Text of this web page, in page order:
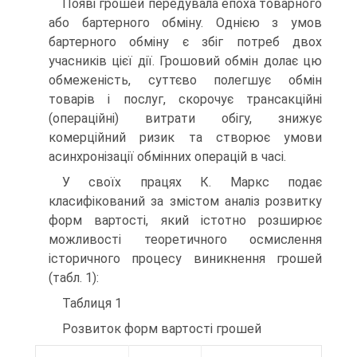
Появі грошей передувала епоха товарного
або бартерного обміну. Однією з умов
бартерного обміну є збіг потреб двох
учасників цієї дії. Грошовий обмін долає цю
обмеженість, суттєво полегшує обмін
товарів і послуг, скорочує трансакційні
(операційні) витрати обігу, знижує
комерційний ризик та створює умови
асинхронізації обмінних операцій в часі.
У своїх працях К. Маркс подає
класифікований за змістом аналіз розвитку
форм вартості, який істотно розширює
можливості теоретичного осмислення
історичного процесу виникнення грошей
(табл. 1):
Таблиця 1
Розвиток форм вартості грошей